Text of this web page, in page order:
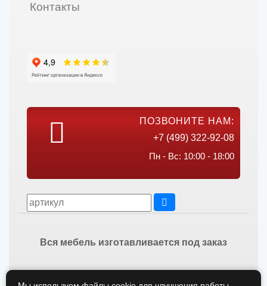
Контакты
ПОЗВОНИТЕ НАМ:
+7 (499) 322-92-08
Пн - Вс: 10:00 - 18:00
Вся мебель изготавливается под заказ